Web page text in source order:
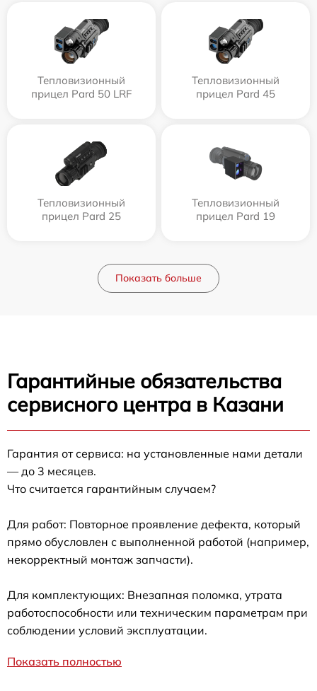
Тепловизионный
прицел Pard 50 LRF
Тепловизионный
прицел Pard 45
Тепловизионный
прицел Pard 25
Тепловизионный
прицел Pard 19
Показать больше
Гарантийные обязательства
сервисного центра в Казани
Гарантия от сервиса: на установленные нами детали
— до 3 месяцев.
Что считается гарантийным случаем?
Для работ: Повторное проявление дефекта, который
прямо обусловлен с выполненной работой (например,
некорректный монтаж запчасти).
Для комплектующих: Внезапная поломка, утрата
работоспособности или техническим параметрам при
соблюдении условий эксплуатации.
Показать полностью